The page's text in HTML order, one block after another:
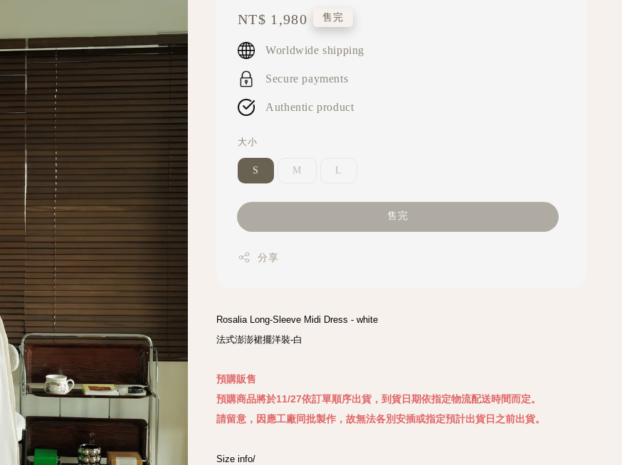
Regular
price
NT$ 1,980 售完
Worldwide shipping
Secure payments
Authentic product
大小
S M L
售完
分享
Rosalia Long-Sleeve Midi Dress - white
法式澎澎裙擺洋裝-白
預購販售
預購商品將於11/27依訂單順序出貨，到貨日期依指定物流配送時間而定。
Size info/